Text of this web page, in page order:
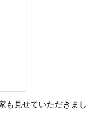
も見せていただきまし